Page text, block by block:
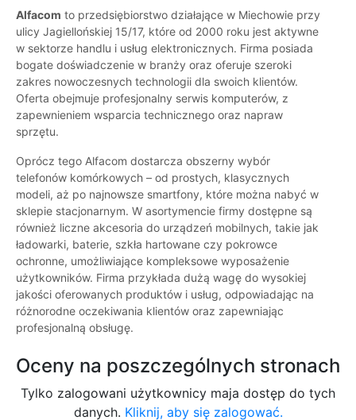
Alfacom to przedsiębiorstwo działające w Miechowie przy
ulicy Jagiellońskiej 15/17, które od 2000 roku jest aktywne
w sektorze handlu i usług elektronicznych. Firma posiada
bogate doświadczenie w branży oraz oferuje szeroki
zakres nowoczesnych technologii dla swoich klientów.
Oferta obejmuje profesjonalny serwis komputerów, z
zapewnieniem wsparcia technicznego oraz napraw
sprzętu.
Oprócz tego Alfacom dostarcza obszerny wybór
telefonów komórkowych – od prostych, klasycznych
modeli, aż po najnowsze smartfony, które można nabyć w
sklepie stacjonarnym. W asortymencie firmy dostępne są
również liczne akcesoria do urządzeń mobilnych, takie jak
ładowarki, baterie, szkła hartowane czy pokrowce
ochronne, umożliwiające kompleksowe wyposażenie
użytkowników. Firma przykłada dużą wagę do wysokiej
jakości oferowanych produktów i usług, odpowiadając na
różnorodne oczekiwania klientów oraz zapewniając
profesjonalną obsługę.
Oceny na poszczególnych stronach
Tylko zalogowani użytkownicy maja dostęp do tych
danych. Kliknij, aby się zalogować.